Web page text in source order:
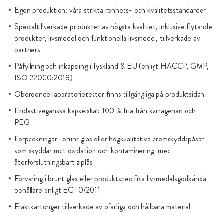
Egen produktion: våra strikta renhets- och kvalitetsstandarder
Specialtillverkade produkter av högsta kvalitet, inklusive flytande
produkter, livsmedel och funktionella livsmedel, tillverkade av
partners
Påfyllning och inkapsling i Tyskland & EU (enligt HACCP, GMP,
ISO 22000:2018)
Oberoende laboratorietester finns tillgängliga på produktsidan
Endast veganska kapselskal: 100 % fria från karragenan och
PEG
Förpackningar i brunt glas eller högkvalitativa aromskyddspåsar
som skyddar mot oxidation och kontaminering, med
återförslutningsbart ziplås
Förvaring i brunt glas eller produktspecifika livsmedelsgodkända
behållare enligt EG 10/2011
Fraktkartonger tillverkade av ofarliga och hållbara material